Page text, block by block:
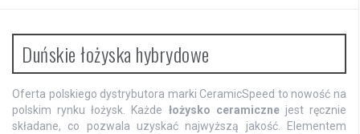
Duńskie łożyska hybrydowe
Oferta polskiego dystrybutora marki CeramicSpeed to nowość na
polskim rynku łożysk. Każde łożysko ceramicznejest ręcznie
składane, co pozwala uzyskać najwyższą jakość. Elementem